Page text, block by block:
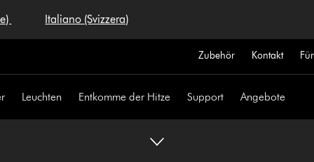
Italiano (Svizzera)
Zubehör Kontakt
Leuchten Entkomme der Hitze Support Angebote